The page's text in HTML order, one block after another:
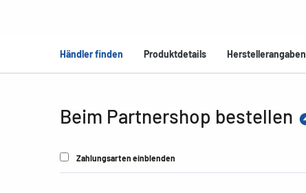
Händler finden Produktdetails Herstellerangaben
Beim Partnershop bestellen
Zahlungsarten einblenden